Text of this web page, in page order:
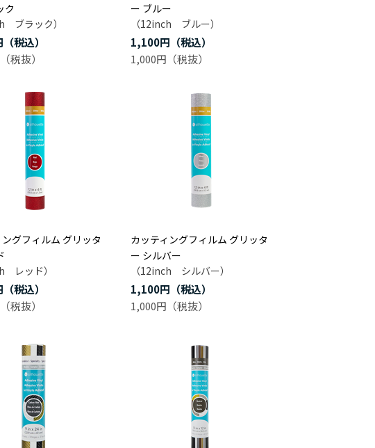
ク
ブラック）
ー ブルー
（12inch ブルー）
1,100円
1,000円
グフィルム グリッタ
レッド）
カッティングフィルム グリッタ
ー シルバー
（12inch シルバー）
1,100円
1,000円